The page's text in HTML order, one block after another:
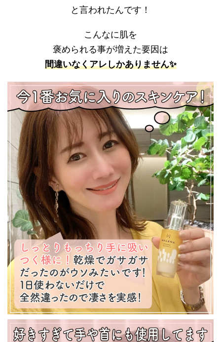
と言われたんです！
こんなに肌を
褒められる事が増えた要因は
間違いなくアレしかありません✨